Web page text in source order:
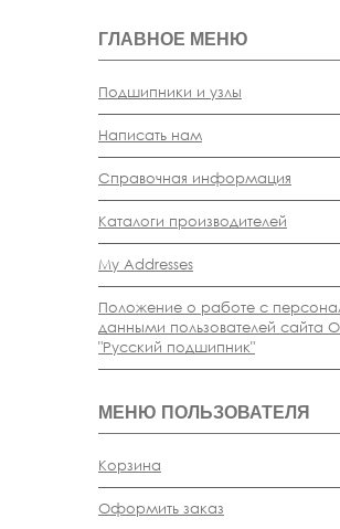
ГЛАВНОЕ МЕНЮ
Подшипники и узлы
Написать нам
Справочная информация
Каталоги производителей
My Addresses
Положение о работе с
данными пользователей сайта
"Русский подшипник"
МЕНЮ ПОЛЬЗОВАТЕЛЯ
Корзина
Оформить заказ